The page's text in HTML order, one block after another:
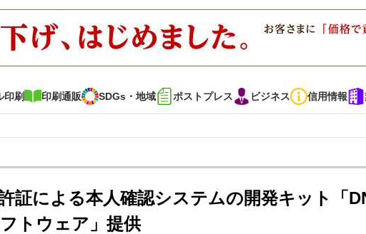
印刷 印刷通販 SDGs・地域 ポストプレス ビジネス 信用情報
テンツ インタビュー コレクション
印刷通販 SDGs・地域
証による本人確認システムの開発キット「
トウェア」提供